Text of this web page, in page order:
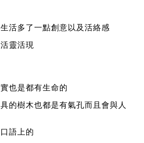
活多了一點創意以及活絡感
靈活現
也是都有生命的
的樹木也都是有氣孔而且會與人
語上的